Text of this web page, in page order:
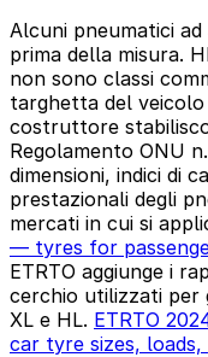
Alcuni pneumatici
prima della misura.
non sono classi
targhetta del
costruttore
Regolamento ONU
dimensioni, indici di
prestazionali degli
mercati in cui si
— tyres for
ETRTO aggiunge i
cerchio utilizzati per
XL e HL. ETRTO
car tyre sizes,